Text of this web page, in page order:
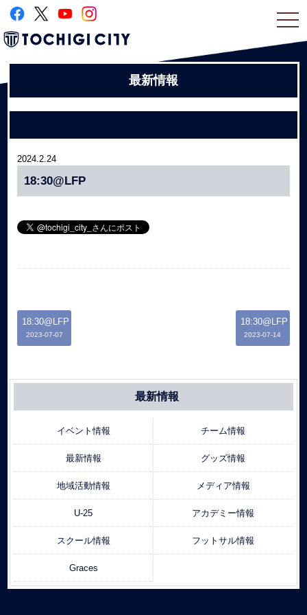
最新情報
2024.2.24
18:30@LFP
18:30@LFP
2023-07-07
18:30@LFP
2023-07-14
最新情報
イベント情報 チーム情報
最新情報 グッズ情報
地域活動情報 メディア情報
U-25 アカデミー情報
スクール情報 フットサル情報
Graces